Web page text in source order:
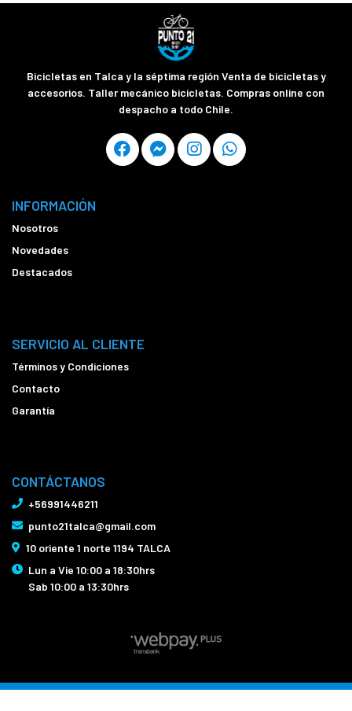
Bicicletas en Talca y la séptima región Venta de bicicletas y
accesorios. Taller mecánico bicicletas. Compras online con
despacho a todo Chile.
INFORMACIÓN
Nosotros
Novedades
Destacados
SERVICIO AL CLIENTE
Términos y Condiciones
Contacto
Garantía
CONTÁCTANOS
+56991446211
punto21talca@gmail.com
10 oriente 1 norte 1194 TALCA
Lun a Vie 10:00 a 18:30hrs
Sab 10:00 a 13:30hrs